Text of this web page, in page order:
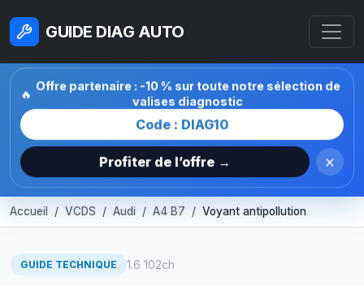
GUIDE DIAG AUTO
🔥
Offre partenaire : -10 % sur toute notre sélection de
valises diagnostic
Code : DIAG10
Profiter de l’offre → ×
Accueil VCDS Audi A4 B7 Voyant antipollution
GUIDE TECHNIQUE 1.6 102ch